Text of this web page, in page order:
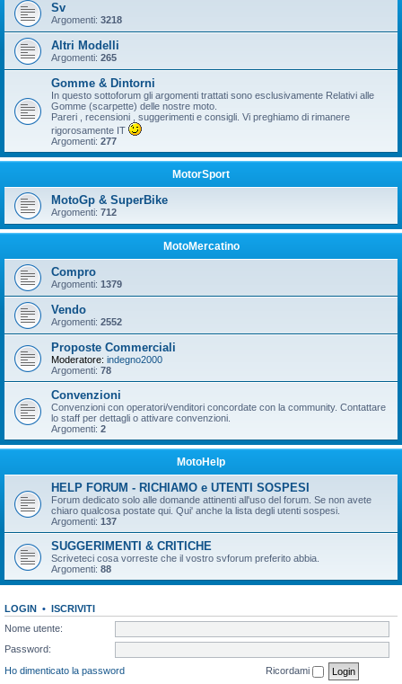
Sv
Argomenti: 3218
Altri Modelli
Argomenti: 265
Gomme & Dintorni
In questo sottoforum gli argomenti trattati sono esclusivamente Relativi alle
Gomme (scarpette) delle nostre moto.
Pareri , recensioni , suggerimenti e consigli. Vi preghiamo di rimanere
rigorosamente IT
Argomenti: 277
MotorSport
MotoGp & SuperBike
Argomenti: 712
MotoMercatino
Compro
Argomenti: 1379
Vendo
Argomenti: 2552
Proposte Commerciali
Moderatore: indegno2000
Argomenti: 78
Convenzioni
Convenzioni con operatori/venditori concordate con la community. Contattare
lo staff per dettagli o attivare convenzioni.
Argomenti: 2
MotoHelp
HELP FORUM - RICHIAMO e UTENTI SOSPESI
Forum dedicato solo alle domande attinenti all'uso del forum. Se non avete
chiaro qualcosa postate qui. Qui' anche la lista degli utenti sospesi.
Argomenti: 137
SUGGERIMENTI & CRITICHE
Scriveteci cosa vorreste che il vostro svforum preferito abbia.
Argomenti: 88
LOGIN • ISCRIVITI
Nome utente:
Password:
Ho dimenticato la password
Ricordami